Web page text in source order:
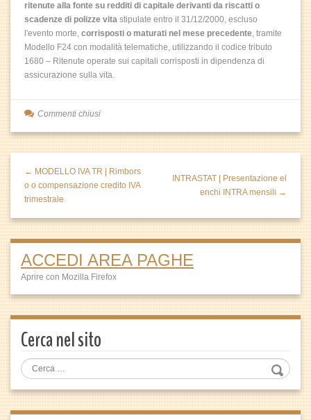
ritenute alla fonte su redditi di capitale derivanti da riscatti o
scadenze di polizze vita stipulate entro il 31/12/2000, escluso
l'evento morte, corrisposti o maturati nel mese precedente, tramite
Modello F24 con modalità telematiche, utilizzando il codice tributo
1680 – Ritenute operate sui capitali corrisposti in dipendenza di
assicurazione sulla vita.
Commenti chiusi
← MODELLO IVA TR | Rimbors
o o compensazione credito IVA
trimestrale
INTRASTAT | Presentazione el
enchi INTRA mensili →
ACCEDI AREA PAGHE
Aprire con Mozilla Firefox
Cerca nel sito